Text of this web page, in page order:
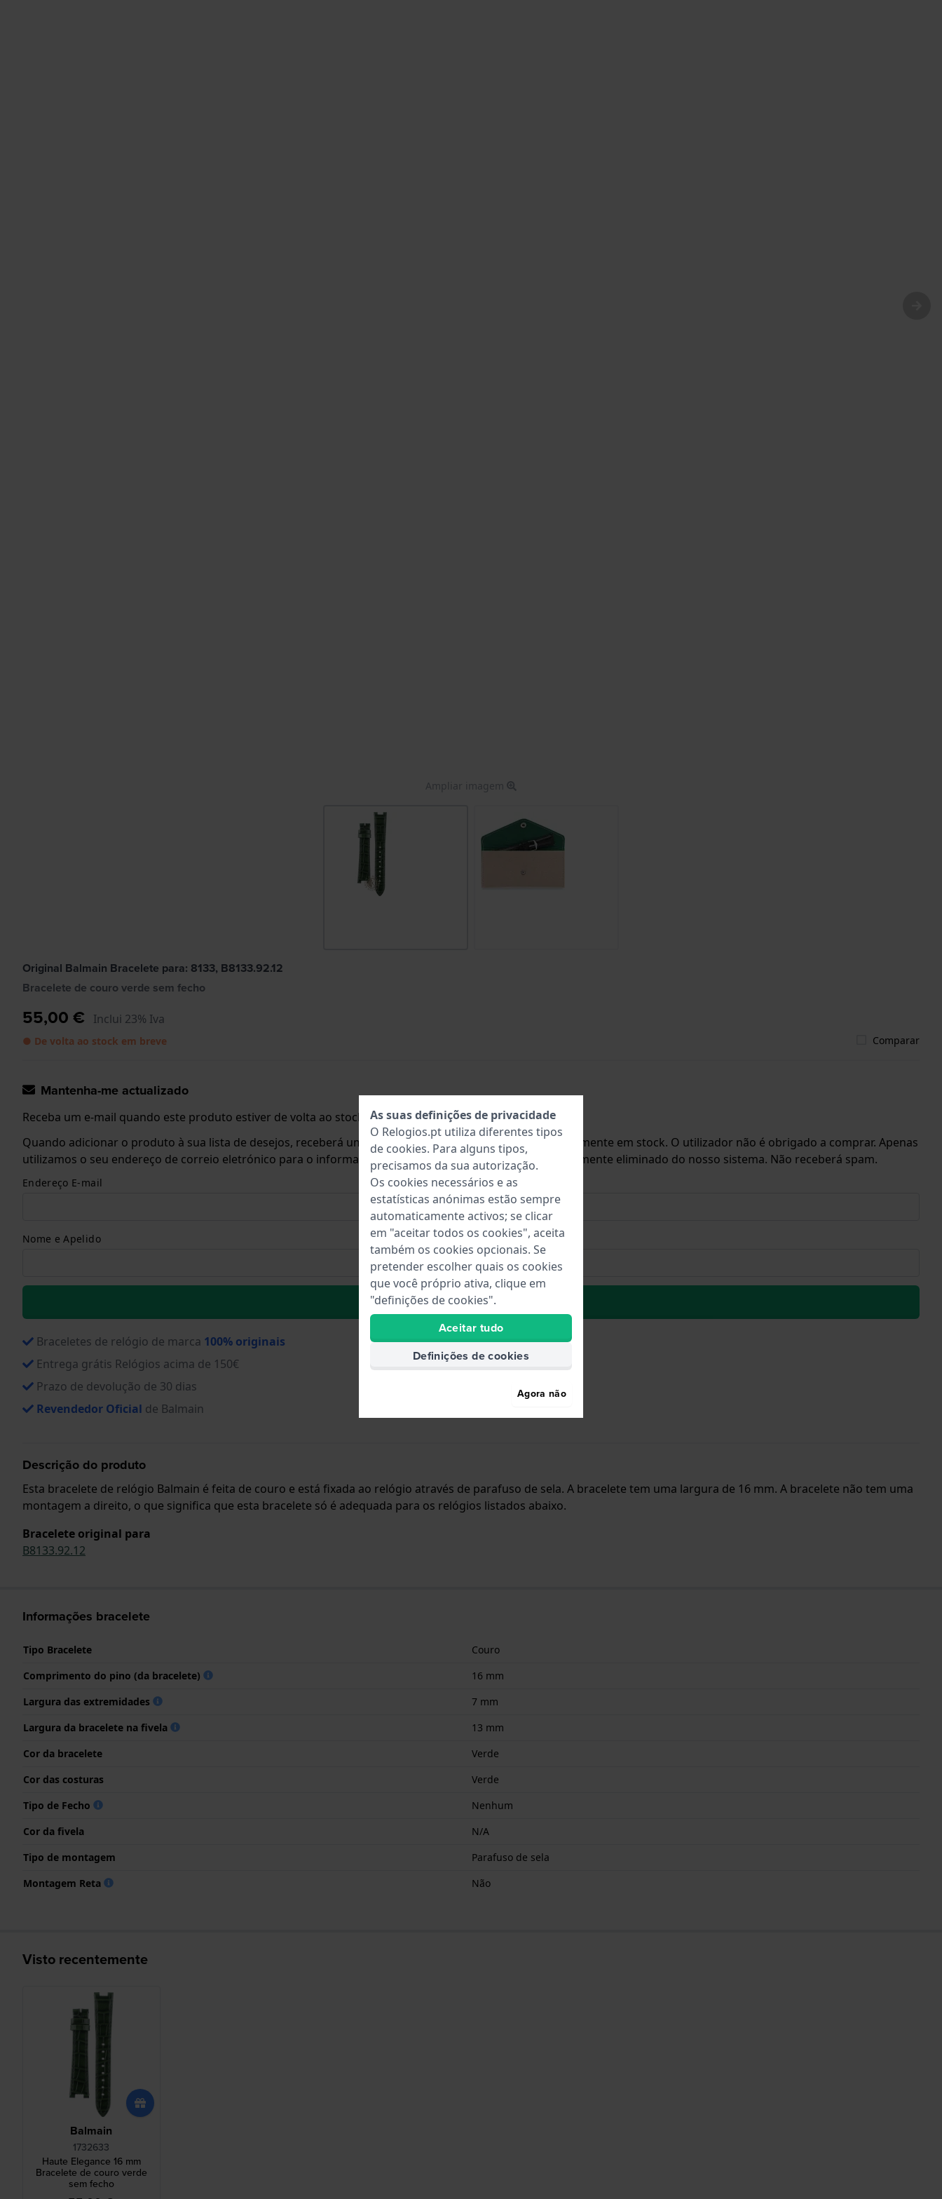
Ampliar imagem
Original Balmain Bracelete para: 8133, B8133.92.12
Bracelete de couro verde sem fecho
55,00 € Inclui 23% Iva
● De volta ao stock em breve Comparar
Mantenha-me actualizado
Receba um e-mail quando este produto estiver de volta ao stock.
Quando adicionar o produto à sua lista de desejos, receberá um e-mail assim que o produto estiver novamente em stock. O utilizador não é obrigado a comprar. Apenas
utilizamos o seu endereço de correio eletrónico para o informar sobre novas existências. Este é imediatamente eliminado do nosso sistema. Não receberá spam.
Endereço E-mail
Nome e Apelido
para Lista de Desejos
Braceletes de relógio de marca 100% originais
Entrega grátis Relógios acima de 150€
Prazo de devolução de 30 dias
Revendedor Oficial de Balmain
Descrição do produto
Esta bracelete de relógio Balmain é feita de couro e está fixada ao relógio através de parafuso de sela. A bracelete tem uma largura de 16 mm. A bracelete não tem uma
montagem a direito, o que significa que esta bracelete só é adequada para os relógios listados abaixo.
Bracelete original para
B8133.92.12
Informações bracelete
Tipo Bracelete
Couro
Comprimento do pino (da bracelete)
16 mm
Largura das extremidades
7 mm
Largura da bracelete na fivela
13 mm
Cor da bracelete
Verde
Cor das costuras
Verde
Tipo de Fecho
Nenhum
Cor da fivela
N/A
Tipo de montagem
Parafuso de sela
Montagem Reta
Não
Visto recentemente
Balmain
1732633
Haute Elegance 16 mm
Bracelete de couro verde
sem fecho
As suas definições de privacidade
O Relogios.pt utiliza diferentes tipos
de cookies. Para alguns tipos,
precisamos da sua autorização.
Os cookies necessários e as
estatísticas anónimas estão sempre
automaticamente activos; se clicar
em "aceitar todos os cookies", aceita
também os cookies opcionais. Se
pretender escolher quais os cookies
que você próprio ativa, clique em
"definições de cookies".
Aceitar tudo
Definições de cookies
Agora não